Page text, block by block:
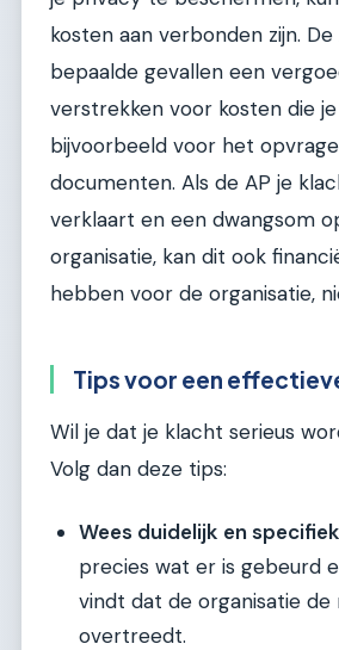
kosten aan verbonden zijn. De
bepaalde gevallen een
verstrekken voor kosten die
bijvoorbeeld voor het
documenten. Als de AP je
verklaart en een dwangsom
organisatie, kan dit ook
hebben voor de organisatie,
Tips voor een
Wil je dat je klacht serieus
Volg dan deze tips:
Wees duidelijk en
precies wat er is gebeurd
vindt dat de organisatie de
overtreedt.